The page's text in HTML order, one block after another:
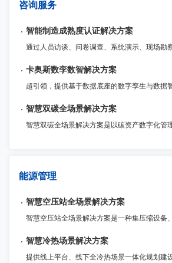
咨询服务
智能制造成熟度认证解决方案
卡奥斯数孪数智解决方案
智慧双碳全场景解决方案
能源管理
智慧空压站全场景解决方案
智慧冷热场景解决方案